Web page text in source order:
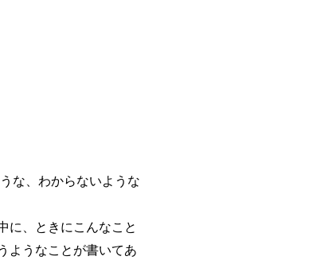
な、わからないような
に、ときにこんなこと
うなことが書いてあ